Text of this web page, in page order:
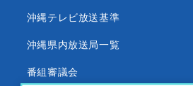
沖縄テレビ放送基準
沖縄県内放送局一覧
番組審議会